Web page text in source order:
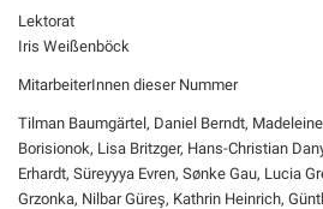
Lektorat
Iris Weißenböck
MitarbeiterInnen dieser Nummer
Tilman Baumgärtel, Daniel Berndt,
Borisionok, Lisa Britzger, Hans-Christian
Erhardt, Süreyyya Evren, Sønke Gau, Lucia
Grzonka, Nilbar Güreş, Kathrin Heinrich,